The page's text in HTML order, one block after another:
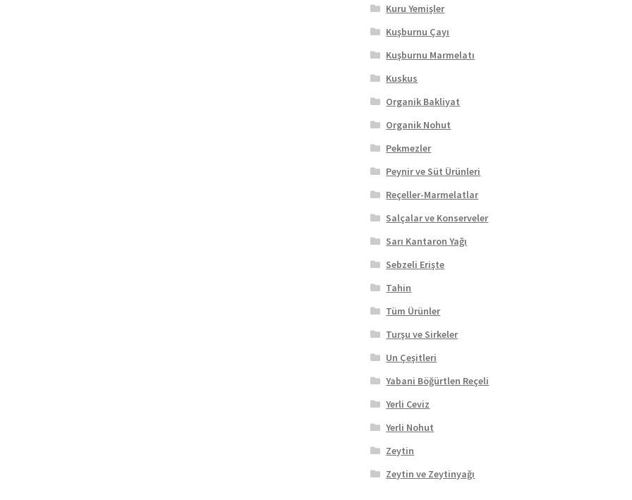
Kuru Yemişler
Kuşburnu Çayı
Kuşburnu Marmelatı
Kuskus
Organik Bakliyat
Organik Nohut
Pekmezler
Peynir ve Süt Ürünleri
Reçeller-Marmelatlar
Salçalar ve Konserveler
Sarı Kantaron Yağı
Sebzeli Erişte
Tahin
Tüm Ürünler
Turşu ve Sirkeler
Un Çeşitleri
Yabani Böğürtlen Reçeli
Yerli Ceviz
Yerli Nohut
Zeytin
Zeytin ve Zeytinyağı